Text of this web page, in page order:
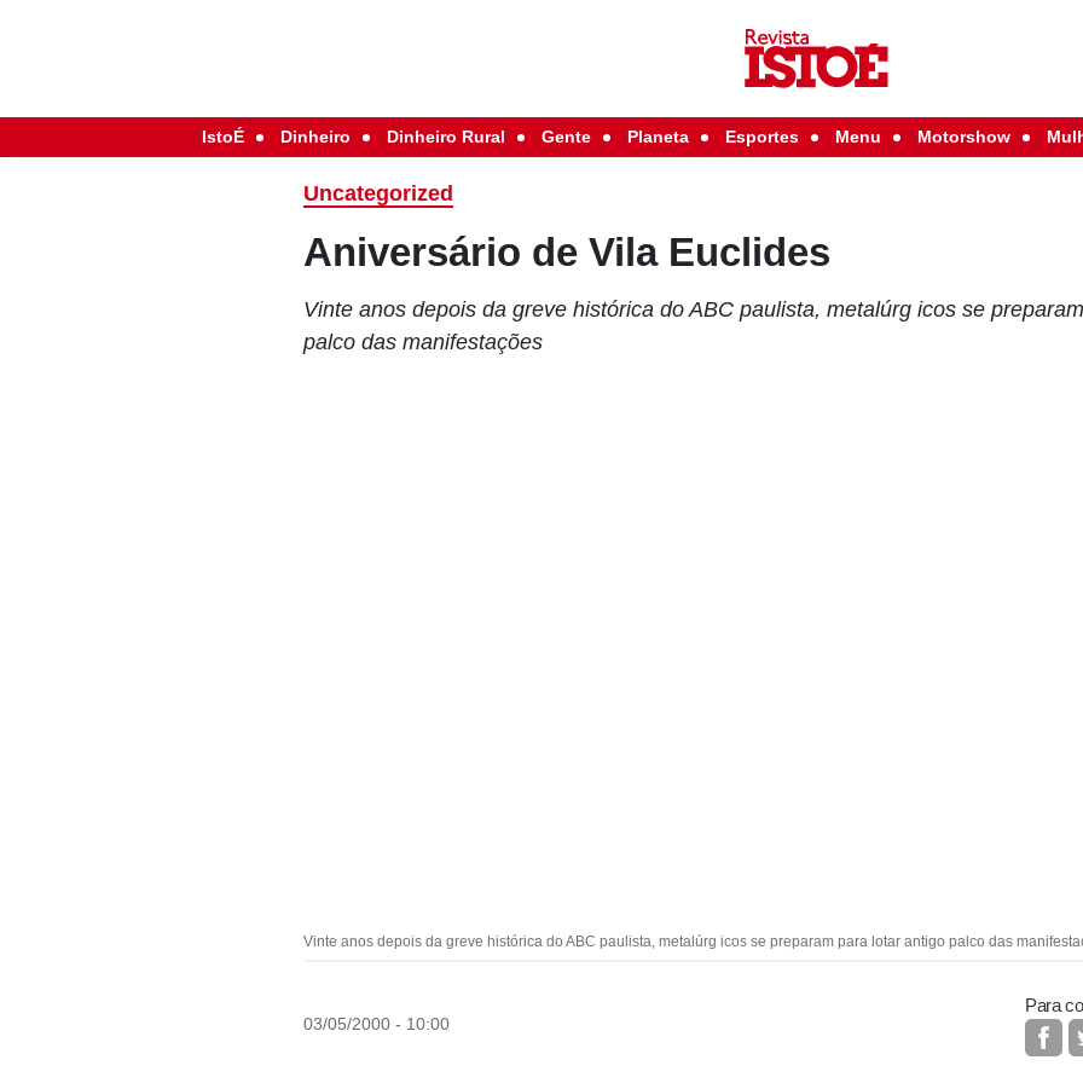
IstoÉ Dinheiro Dinheiro Rural Gente Planeta Esportes Menu Motorshow
Uncategorized
Aniversário de Vila Euclides
Vinte anos depois da greve histórica do ABC paulista, metalúrg icos se
palco das manifestações
Vinte anos depois da greve histórica do ABC paulista, metalúrg icos se preparam para lotar antigo palco das
03/05/2000 - 10:00
Para